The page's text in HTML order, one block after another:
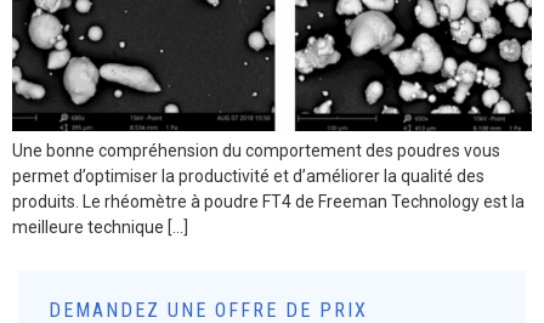
Une bonne compréhension du comportement des poudres vous
permet d’optimiser la productivité et d’améliorer la qualité des
produits. Le rhéomètre à poudre FT4 de Freeman Technology est la
meilleure technique […]
DEMANDEZ UNE OFFRE DE PRIX